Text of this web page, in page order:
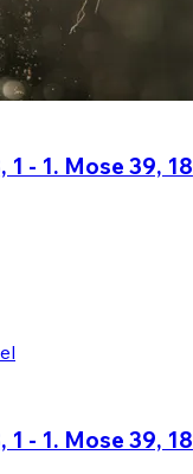
1 - 1. Mose 39, 18
1 - 1. Mose 39, 18